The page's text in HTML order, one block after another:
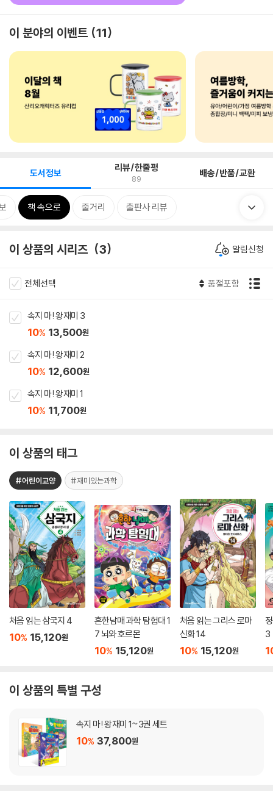
이 분야의 이벤트 11
도서정보 리뷰/한줄평
89 배송/반품/교환
책 속으로 줄거리 출판사 리뷰
이 상품의 시리즈 3 알림신청
전체선택 품절포함
속지 마! 왕재미 3
10% 13,500원
속지 마! 왕재미 2
10% 12,600원
속지 마! 왕재미 1
10% 11,700원
이 상품의 태그
#어린이교양 #재미있는과학
처음 읽는 삼국지 4
10% 15,120원
흔한남매 과학 탐험대 1
7 뇌와 호르몬
10% 15,120원
처음 읽는 그리스 로마
신화 14
10% 15,120원
3
이 상품의 특별 구성
속지 마! 왕재미 1~3권 세트
10% 37,800원